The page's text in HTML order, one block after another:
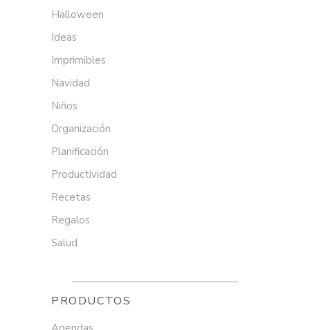
Halloween
Ideas
Imprimibles
Navidad
Niños
Organización
Planificación
Productividad
Recetas
Regalos
Salud
PRODUCTOS